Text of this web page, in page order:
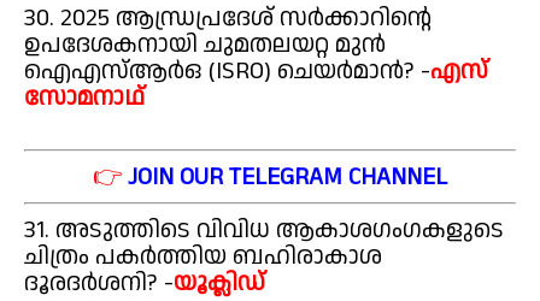
30. 2025 ആന്ധ്രപ്രദേശ് സർക്കാറിന്റെ
ഉപദേശകനായി ചുമതലയറ്റ മുൻ
ഐഎസ്ആർഒ (ISRO) ചെയർമാൻ? -എസ്
സോമനാഥ്
👉JOIN OUR TELEGRAM CHANNEL
31. അടുത്തിടെ വിവിധ ആകാശഗംഗകളുടെ
ചിത്രം പകർത്തിയ ബഹിരാകാശ
ദൂരദർശനി? -യൂക്ലിഡ്